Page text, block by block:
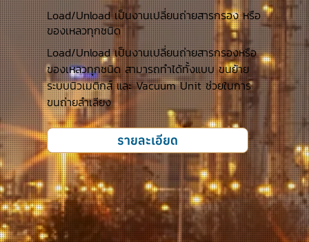
Load/Unload เป็นงานเปลี่ยนถ่ายสารกรอง หรือ
ของเหลวทุกชนิด
Load/Unload เป็นงานเปลี่ยนถ่ายสารกรองหรือ
ของเหลวทุกชนิด สามารถทำได้ทั้งแบบ ขนย้าย
ระบบนิวเมติกส์ และ Vacuum Unit ช่วยในการ
ขนถ่ายลำเลียง
รายละเอียด